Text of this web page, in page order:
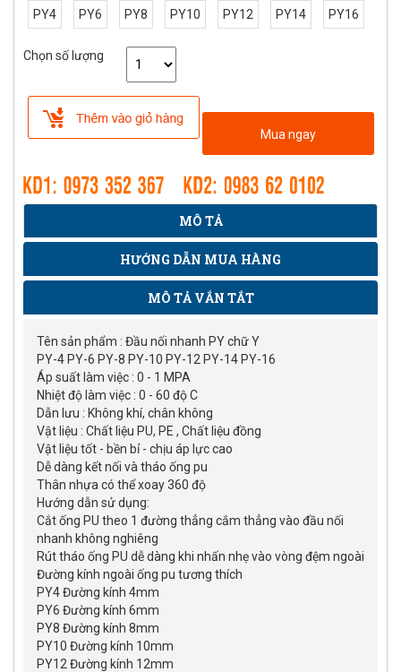
PY4 PY6 PY8 PY10 PY12 PY14 PY16
Chọn số lượng
Mua ngay
MÔ TẢ
HƯỚNG DẪN MUA HÀNG
MÔ TẢ VẮN TẮT
Tên sản phẩm : Đầu nối nhanh PY chữ Y
PY-4 PY-6 PY-8 PY-10 PY-12 PY-14 PY-16
Áp suất làm việc : 0 - 1 MPA
Nhiệt độ làm việc : 0 - 60 độ C
Dẫn lưu : Không khí, chân không
Vật liệu : Chất liệu PU, PE , Chất liệu đồng
Vật liệu tốt - bền bỉ - chịu áp lực cao
Dễ dàng kết nối và tháo ống pu
Thân nhựa có thể xoay 360 độ
Hướng dẫn sử dụng:
Cắt ống PU theo 1 đường thẳng cắm thẳng vào đầu nối
nhanh không nghiêng
Rút tháo ống PU dễ dàng khi nhấn nhẹ vào vòng đệm ngoài
Đường kính ngoài ống pu tương thích
PY4 Đường kính 4mm
PY6 Đường kính 6mm
PY8 Đường kính 8mm
PY10 Đường kính 10mm
PY12 Đường kính 12mm